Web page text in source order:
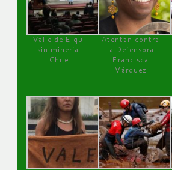
Valle de Elqui
sin minería.
Chile
Atentan contra
la Defensora
Francisca
Márquez